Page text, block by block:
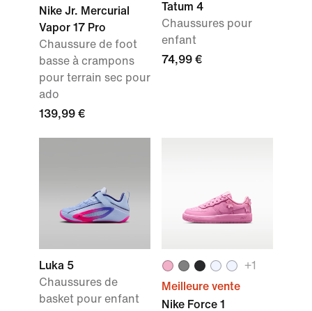
Nike Jr. Mercurial
Vapor 17 Pro
Chaussure de foot
basse à crampons
pour terrain sec pour
ado
139,99 €
Tatum 4
Chaussures pour
enfant
74,99 €
Luka 5
Chaussures de
basket pour enfant
+1
Meilleure vente
Nike Force 1